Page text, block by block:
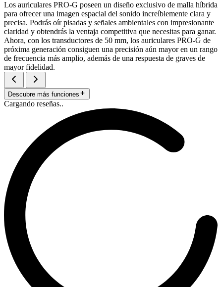
Los auriculares PRO-G poseen un diseño exclusivo de malla híbrida
para ofrecer una imagen espacial del sonido increíblemente clara y
precisa. Podrás oír pisadas y señales ambientales con impresionante
claridad y obtendrás la ventaja competitiva que necesitas para ganar.
Ahora, con los transductores de 50 mm, los auriculares PRO-G de
próxima generación consiguen una precisión aún mayor en un rango
de frecuencia más amplio, además de una respuesta de graves de
mayor fidelidad.
Descubre más funciones
Cargando reseñas..